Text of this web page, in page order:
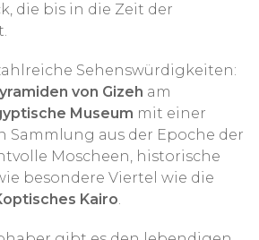
die bis in die Zeit der
Sehenswürdigkeiten:
von Gizeh am
Museum mit einer
Sammlung aus der Epoche der
Moscheen, historische
besondere Viertel wie die
Kairo.